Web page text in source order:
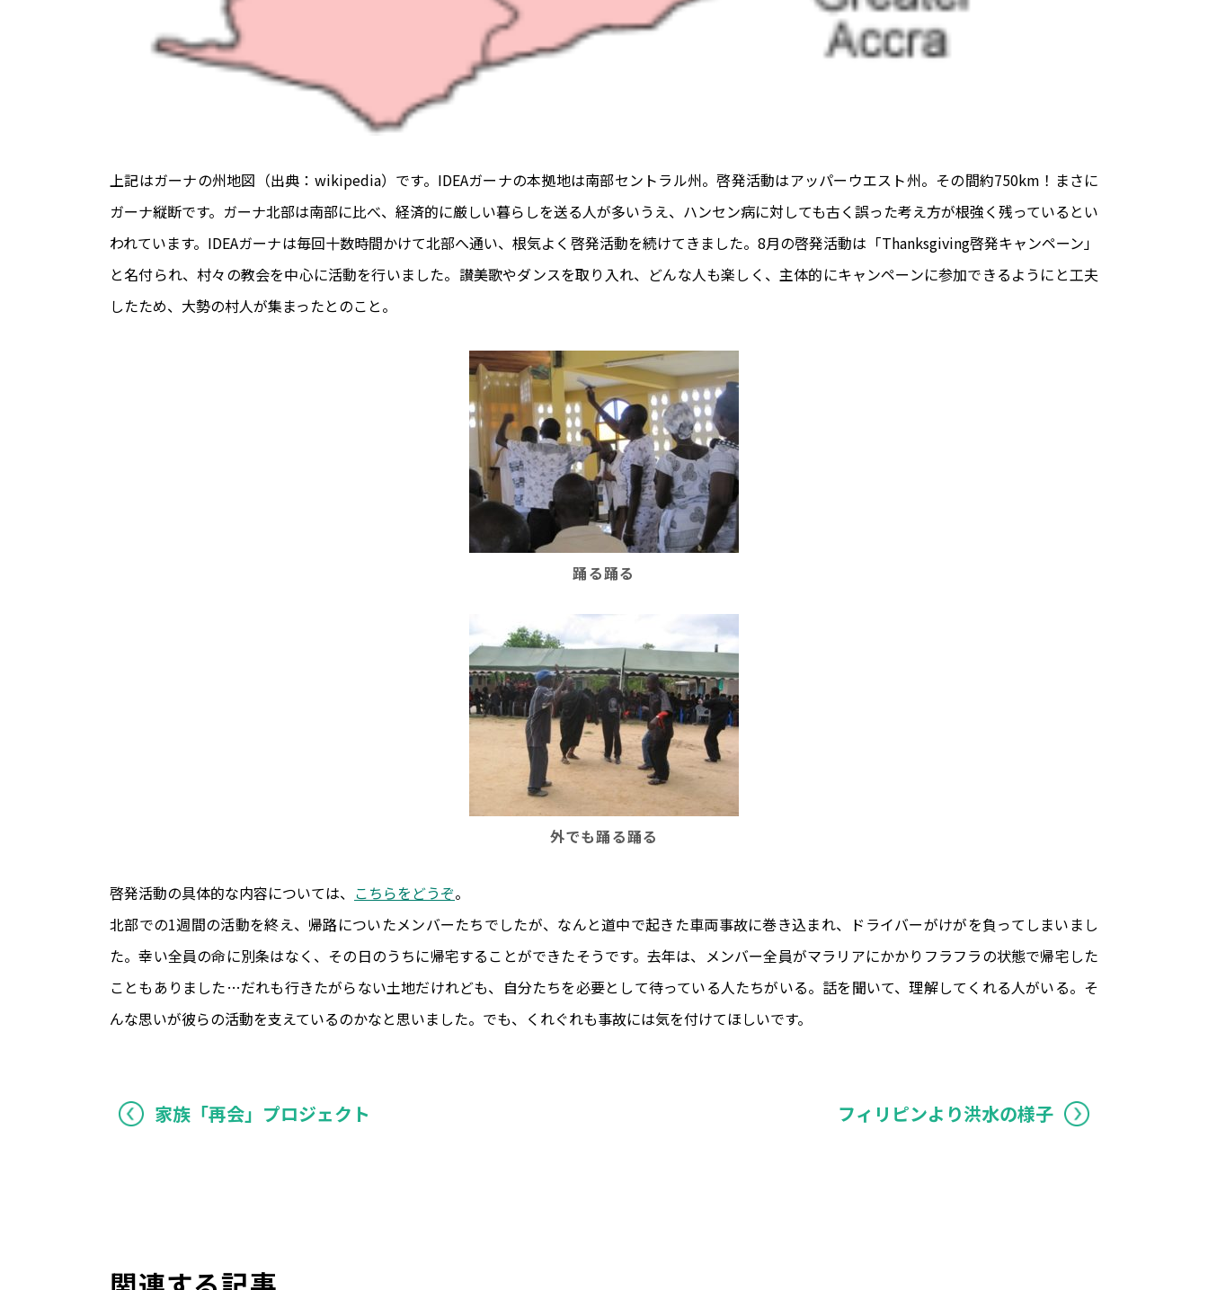
上記はガーナの州地図（出典：wikipedia）です。IDEAガーナの本拠地は南部セントラル州。啓発活動はアッパーウエスト州。その間約750km！まさに
ガーナ縦断です。ガーナ北部は南部に比べ、経済的に厳しい暮らしを送る人が多いうえ、ハンセン病に対しても古く誤った考え方が根強く残っているとい
われています。IDEAガーナは毎回十数時間かけて北部へ通い、根気よく啓発活動を続けてきました。8月の啓発活動は「Thanksgiving啓発キャンペーン」
と名付られ、村々の教会を中心に活動を行いました。讃美歌やダンスを取り入れ、どんな人も楽しく、主体的にキャンペーンに参加できるようにと工夫
したため、大勢の村人が集まったとのこと。
踊る踊る
外でも踊る踊る
啓発活動の具体的な内容については、 こちらをどうぞ。
北部での1週間の活動を終え、帰路についたメンバーたちでしたが、なんと道中で起きた車両事故に巻き込まれ、ドライバーがけがを負ってしまいまし
た。幸い全員の命に別条はなく、その日のうちに帰宅することができたそうです。去年は、メンバー全員がマラリアにかかりフラフラの状態で帰宅した
こともありました…だれも行きたがらない土地だけれども、自分たちを必要として待っている人たちがいる。話を聞いて、理解してくれる人がいる。そ
んな思いが彼らの活動を支えているのかなと思いました。でも、くれぐれも事故には気を付けてほしいです。
家族「再会」プロジェクト フィリピンより洪水の様子